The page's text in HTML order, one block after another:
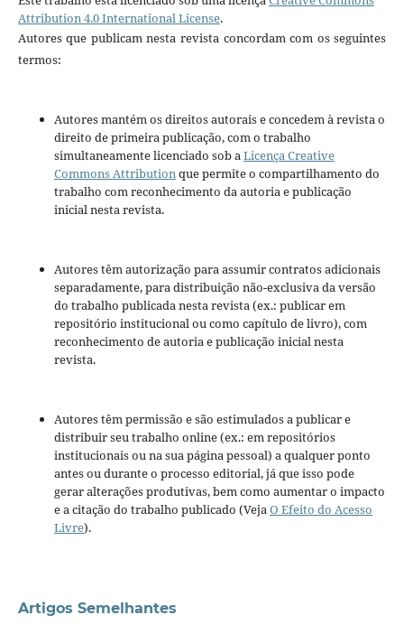
Attribution 4.0 International License.
Autores que publicam nesta revista concordam com os seguintes
termos:
Autores mantém os direitos autorais e concedem à revista o
direito de primeira publicação, com o trabalho
simultaneamente licenciado sob aLicença Creative
Commons Attributionque permite o compartilhamento do
trabalho com reconhecimento da autoria e publicação
inicial nesta revista.
Autores têm autorização para assumir contratos adicionais
separadamente, para distribuição não-exclusiva da versão
do trabalho publicada nesta revista (ex.: publicar em
repositório institucional ou como capítulo de livro), com
reconhecimento de autoria e publicação inicial nesta
revista.
Autores têm permissão e são estimulados a publicar e
distribuir seu trabalho online (ex.: em repositórios
institucionais ou na sua página pessoal) a qualquer ponto
antes ou durante o processo editorial, já que isso pode
gerar alterações produtivas, bem como aumentar o impacto
e a citação do trabalho publicado (VejaO Efeito do Acesso
Livre).
Artigos Semelhantes